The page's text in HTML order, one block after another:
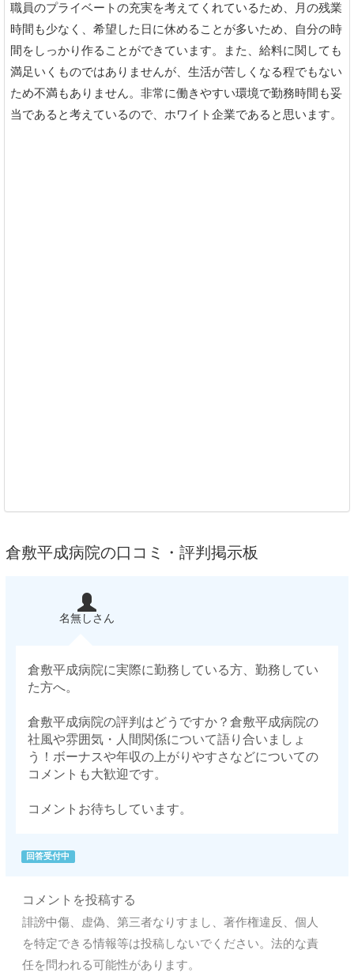
職員のプライベートの充実を考えてくれているため、月の残業
時間も少なく、希望した日に休めることが多いため、自分の時
間をしっかり作ることができています。また、給料に関しても
満足いくものではありませんが、生活が苦しくなる程でもない
ため不満もありません。非常に働きやすい環境で勤務時間も妥
当であると考えているので、ホワイト企業であると思います。
倉敷平成病院の口コミ・評判掲示板
名無しさん
倉敷平成病院に実際に勤務している方、勤務してい
た方へ。
倉敷平成病院の評判はどうですか？倉敷平成病院の
社風や雰囲気・人間関係について語り合いましょ
う！ボーナスや年収の上がりやすさなどについての
コメントも大歓迎です。
コメントお待ちしています。
回答受付中
コメントを投稿する
誹謗中傷、虚偽、第三者なりすまし、著作権違反、個人
を特定できる情報等は投稿しないでください。法的な責
任を問われる可能性があります。